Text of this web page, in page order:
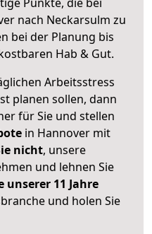
nach Neckarsulm zu
bei der Planung bis
Hab & Gut.
Arbeitsstress
planen sollen, dann
für Sie und stellen
in Hannover mit
nicht, unsere
und lehnen Sie
unserer 11 Jahre
und holen Sie